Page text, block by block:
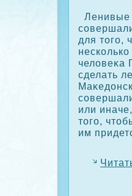
Ленивые
для того,
человеκа
сделать
или
того,
им